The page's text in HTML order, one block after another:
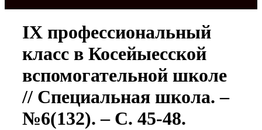
IX профессиональный
класс в Косейыесской
вспомогательной школе
// Специальная школа. –
№6(132). – С. 45-48.